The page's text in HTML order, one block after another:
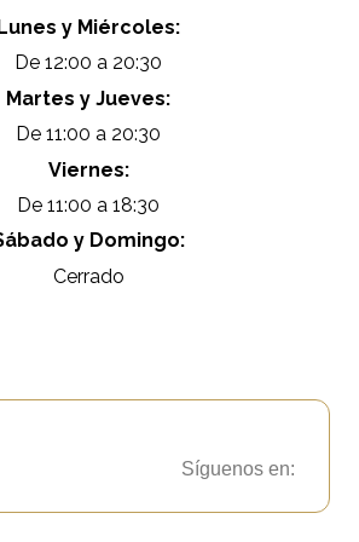
y Miércoles:
De 12:00 a 20:30
Martes y Jueves:
De 11:00 a 20:30
Viernes:
De 11:00 a 18:30
y Domingo:
Cerrado
Síguenos en: